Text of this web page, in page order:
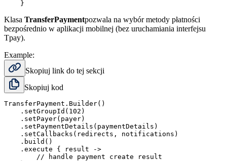
Klasa TransferPaymentpozwala na wybór metody płatności
bezpośrednio w aplikacji mobilnej (bez uruchamiania interfejsu
Tpay).
Example:
Skopiuj link do tej sekcji
Skopiuj kod
TransferPayment.Builder()
    .setGroupId(102)
    .setPayer(payer)
    .setPaymentDetails(paymentDetails)
    .setCallbacks(redirects, notifications)
    .build()
    .execute { result ->
        // handle payment create result